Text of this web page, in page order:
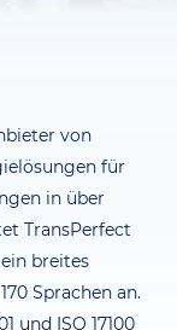
von
für
in über
TransPerfect
breites
Sprachen an.
und ISO 17100